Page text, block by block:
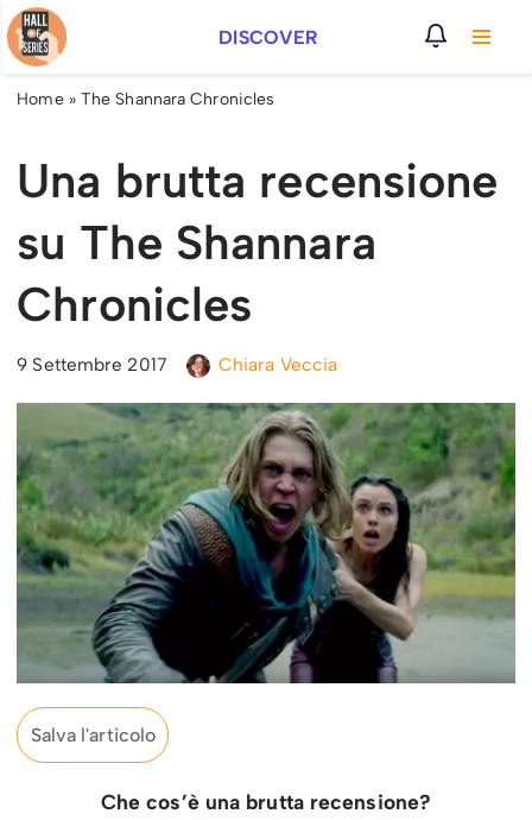
Vai
al
DISCOVER
Home» The Shannara Chronicles
Una brutta recensione
su The Shannara
Chronicles
9 Settembre 2017 Chiara Veccia
Salva l'articolo
Che cos’è una brutta recensione?